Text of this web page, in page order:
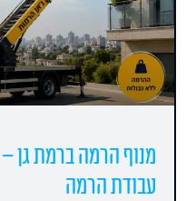
מנוף הרמה ברמת גן
עבודת הרמה